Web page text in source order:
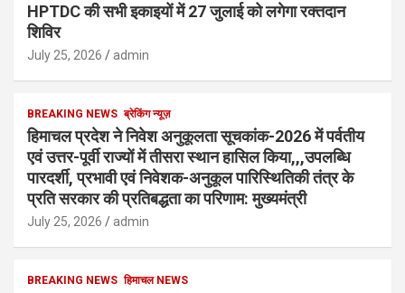
HPTDC की सभी इकाइयों में 27 जुलाई को लगेगा रक्तदान
शिविर
July 25, 2026 admin
BREAKING NEWS ब्रेकिंग न्यूज़
हिमाचल प्रदेश ने निवेश अनुकूलता सूचकांक-2026 में पर्वतीय
एवं उत्तर-पूर्वी राज्यों में तीसरा स्थान हासिल किया,,,उपलब्धि
पारदर्शी, प्रभावी एवं निवेशक-अनुकूल पारिस्थितिकी तंत्र के
प्रति सरकार की प्रतिबद्धता का परिणाम: मुख्यमंत्री
July 25, 2026 admin
BREAKING NEWS हिमाचल NEWS